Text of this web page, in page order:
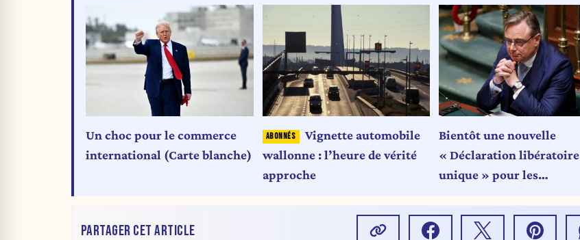
Un choc pour le commerce
international (Carte blanche)
Vignette automobile
wallonne : l’heure de vérité
approche
Bientôt une nouvelle
« Déclaration libératoire
unique » pour les
PARTAGER CET ARTICLE